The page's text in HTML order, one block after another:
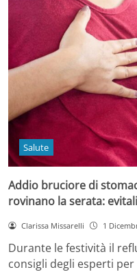
Salute
Addio bruciore di
rovinano la serata:
Clarissa Missarelli 1
Durante le festività il
consigli degli esperti